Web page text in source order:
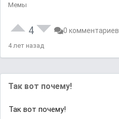
Мемы
4 0 комментариев
4 лет назад
Так вот почему!
Так вот почему!